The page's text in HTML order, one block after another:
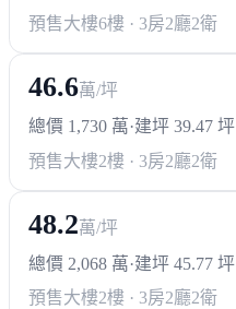
預售大樓6樓 · 3房2廳2衛
46.6萬/坪
總價 1,730 萬·建坪 39.47 坪
預售大樓2樓 · 3房2廳2衛
48.2萬/坪
總價 2,068 萬·建坪 45.77 坪
預售大樓2樓 · 3房2廳2衛